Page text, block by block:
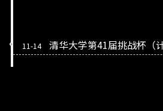
11-14 清华大学第41届挑战杯（